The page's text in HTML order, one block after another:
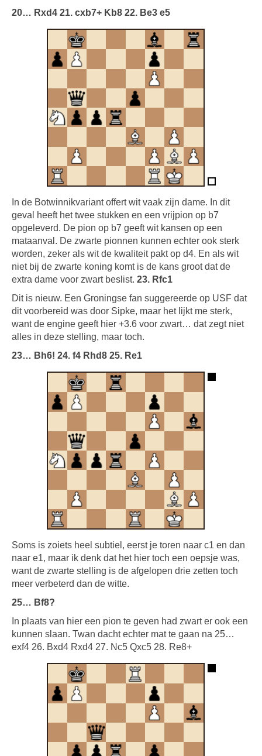
20… Rxd4 21. cxb7+ Kb8 22. Be3 e5
In de Botwinnikvariant offert wit vaak zijn dame. In dit
geval heeft het twee stukken en een vrijpion op b7
opgeleverd. De pion op b7 geeft wit kansen op een
mataanval. De zwarte pionnen kunnen echter ook sterk
worden, zeker als wit de kwaliteit pakt op d4. En als wit
niet bij de zwarte koning komt is de kans groot dat de
extra dame voor zwart beslist. 23. Rfc1
Dit is nieuw. Een Groningse fan suggereerde op USF dat
dit voorbereid was door Sipke, maar het lijkt me sterk,
want de engine geeft hier +3.6 voor zwart… dat zegt niet
alles in deze stelling, maar toch.
23… Bh6! 24. f4 Rhd8 25. Re1
Soms is zoiets heel subtiel, eerst je toren naar c1 en dan
naar e1, maar ik denk dat het hier toch een oepsje was,
want de zwarte stelling is de afgelopen drie zetten toch
meer verbeterd dan de witte.
25… Bf8?
In plaats van hier een pion te geven had zwart er ook een
kunnen slaan. Twan dacht echter mat te gaan na 25…
exf4 26. Bxd4 Rxd4 27. Nc5 Qxc5 28. Re8+